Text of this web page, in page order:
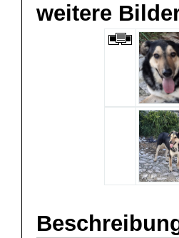
weitere